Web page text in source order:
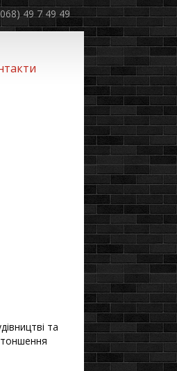
49 7 49 49
та